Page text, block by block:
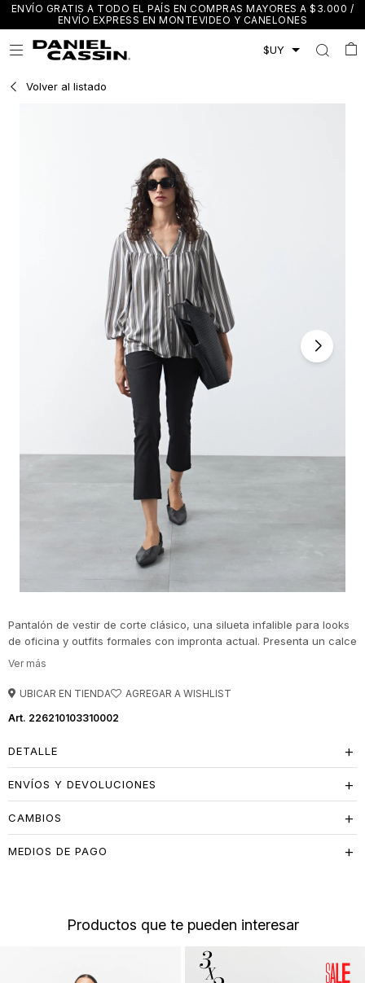
ENVÍO GRATIS A TODO EL PAÍS EN COMPRAS MAYORES A $3.000 /
ENVÍO EXPRESS EN MONTEVIDEO Y CANELONES

Volver al listado
Pantalón de vestir de corte clásico, una silueta infalible para looks
de oficina y outfits formales con impronta actual. Presenta un calce
recto levemente entallado que estiliza la pierna sin ajustar,
UBICAR EN TIENDA
226210103310002
DETALLE
ENVÍOS Y DEVOLUCIONES
CAMBIOS
MEDIOS DE PAGO
Productos que te pueden interesar